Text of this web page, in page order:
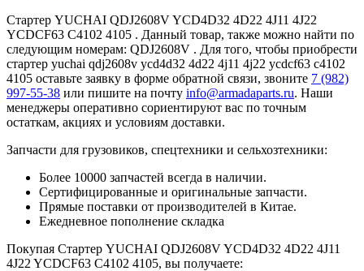
Стартер YUCHAI QDJ2608V YCD4D32 4D22 4J11 4J22
YCDCF63 C4102 4105 . Данный товар, также можно найти по
следующим номерам: QDJ2608V . Для того, чтобы приобрести
стартер yuchai qdj2608v ycd4d32 4d22 4j11 4j22 ycdcf63 c4102
4105 оставьте заявку в форме обратной связи, звоните 7 (982)
997-55-38 или пишите на почту info@armadaparts.ru. Наши
менеджеры оперативно сориентируют вас по точным
остаткам, акциях и условиям доставки.
Запчасти для грузовиков, спецтехники и сельхозтехники:
Более 10000 запчастей всегда в наличии.
Сертифицированные и оригинальные запчасти.
Прямые поставки от производителей в Китае.
Ежедневное пополнение складка
Покупая Стартер YUCHAI QDJ2608V YCD4D32 4D22 4J11
4J22 YCDCF63 C4102 4105, вы получаете: